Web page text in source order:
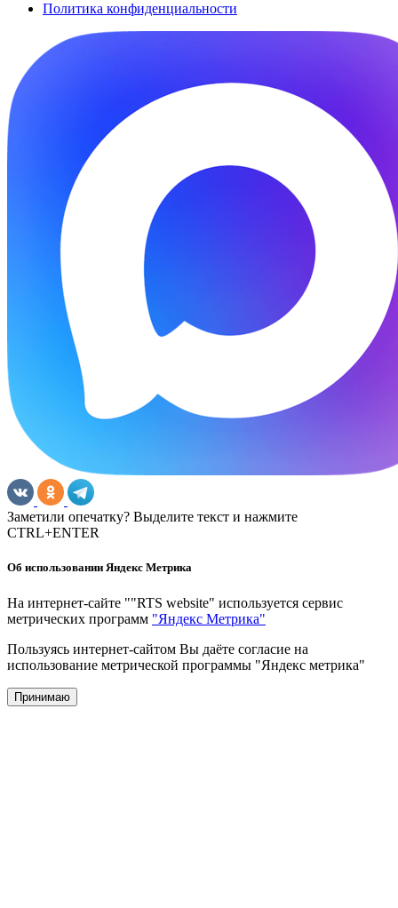
Политика конфиденциальности
Заметили опечатку? Выделите текст и нажмите
CTRL+ENTER
Об использовании Яндекс Метрика
На интернет-сайте ""RTS website" используется сервис
метрических программ "Яндекс Метрика"
Пользуясь интернет-сайтом Вы даёте согласие на
использование метрической программы "Яндекс метрика"
Принимаю